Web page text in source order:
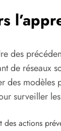
des
de réseaux
des
surveiller
actions